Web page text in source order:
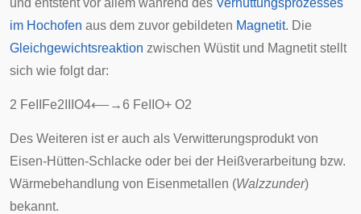
und entsteht vor allem während des Verhüttungsprozesses
im Hochofen aus dem zuvor gebildeten Magnetit. Die
Gleichgewichtsreaktion zwischen Wüstit und Magnetit stellt
sich wie folgt dar:
2 Fe Fe2 O4⟵ →6 Fe O+ O2
Des Weiteren ist er auch als Verwitterungsprodukt von
Eisen-Hütten-Schlacke oder bei der Heißverarbeitung bzw.
Wärmebehandlung von Eisenmetallen (Walzzunder)
bekannt.